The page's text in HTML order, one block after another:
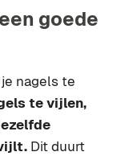
goede
nagels te
te vijlen,
Dit duurt